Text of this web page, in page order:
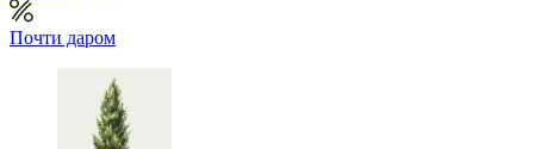
Почти даром